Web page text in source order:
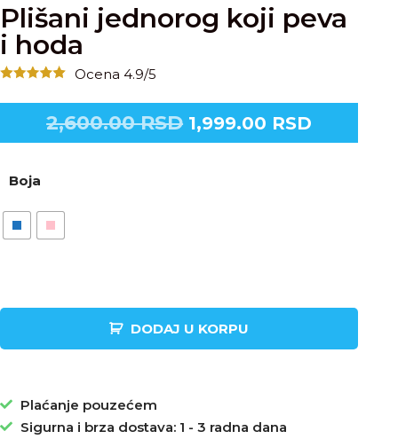
Plišani jednorog koji peva
i hoda
Ocena 4.9/5
2,600.00RSD 1,999.00 RSD
Boja
DODAJ U KORPU
Plaćanje pouzećem
Sigurna i brza dostava: 1 - 3 radna dana